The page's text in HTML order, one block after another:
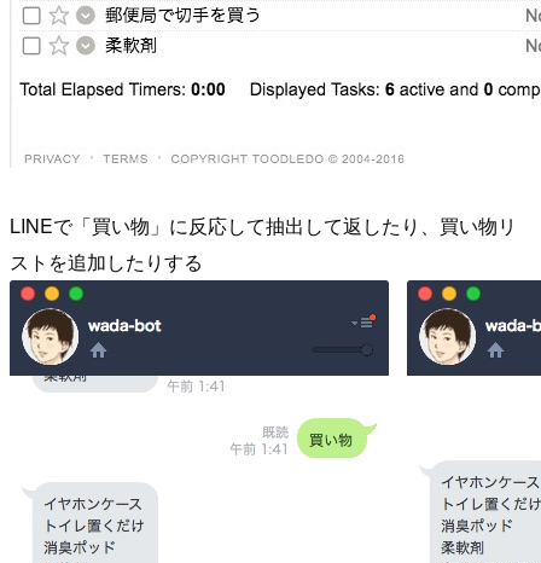
LINEで「買い物」に反応して抽出して返したり、買い物リ
ストを追加したりする